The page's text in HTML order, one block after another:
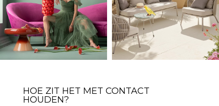
HOE ZIT HET MET CONTACT
HOUDEN?